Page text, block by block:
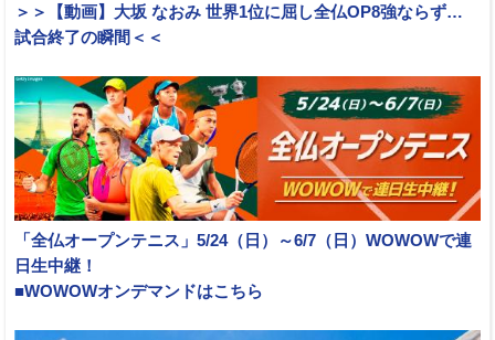
＞＞【動画】大坂 なおみ 世界1位に屈し全仏OP8強ならず…
試合終了の瞬間＜＜
「全仏オープンテニス」5/24（日）～6/7（日）WOWOWで連
日生中継！
■WOWOWオンデマンドはこちら